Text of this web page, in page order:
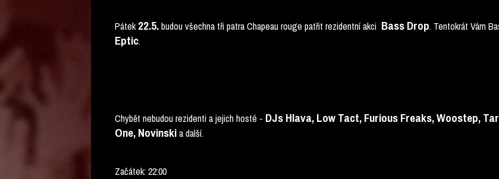
Pátek22.5.budou všechna tři patra Chapeau rouge patřit rezidentní akci Bass Drop. Tentokrát Vám
Eptic.
Chybět nebudou rezidenti a jejich hosté - DJs Hlava, Low Tact, Furious Freaks, Woostep,
One, Novinskia další.
Začátek: 22:00